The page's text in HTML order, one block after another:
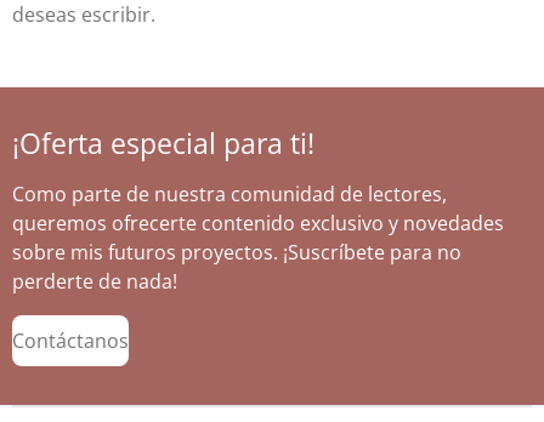
deseas escribir.
¡Oferta especial para ti!
Como parte de nuestra comunidad de lectores,
queremos ofrecerte contenido exclusivo y novedades
sobre mis futuros proyectos. ¡Suscríbete para no
perderte de nada!
Contáctanos